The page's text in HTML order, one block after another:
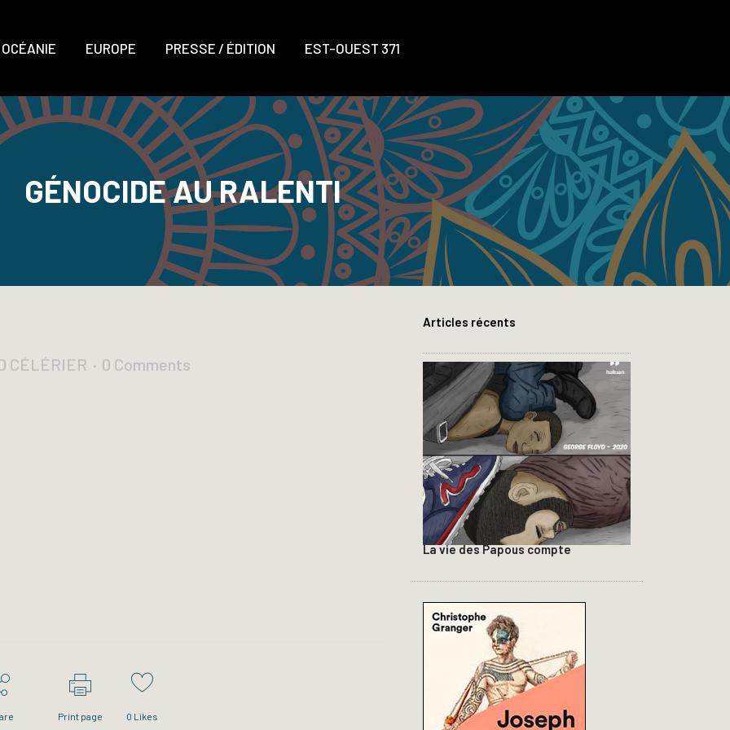
OCÉANIE EUROPE PRESSE / ÉDITION EST-OUEST 371
GÉNOCIDE AU RALENTI
CÉLÉRIER 0 Comments
Print page 0 Likes
Articles récents
La vie des Papous compte